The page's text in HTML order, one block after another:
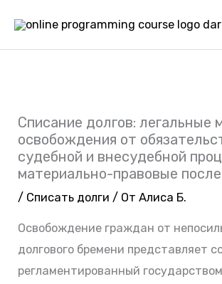
содержимому
Списание долгов: легальные
освобождения от
судебной и внесудебной
материально-правовые
/ Списать долги / ОтАлиса Б.
Освобождение граждан от
долгового бремени представляет
регламентированный